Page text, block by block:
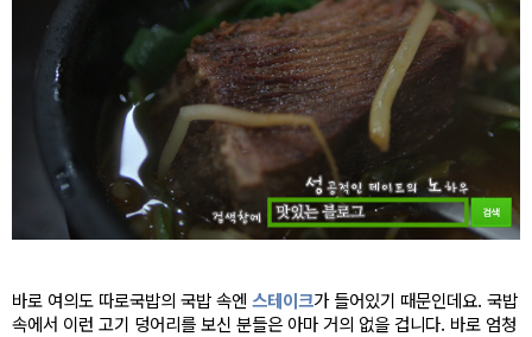
바로 여의도 따로국밥의 국밥 속엔 스테이크가 들어있기 때문인데요. 국밥
속에서 이런 고기 덩어리를 보신 분들은 아마 거의 없을 겁니다. 바로 엄청